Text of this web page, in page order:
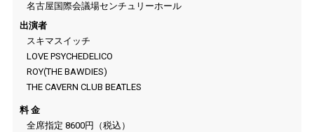
名古屋国際会議場センチュリーホール
出演者
スキマスイッチ
LOVE PSYCHEDELICO
ROY(THE BAWDIES)
THE CAVERN CLUB BEATLES
料 金
全席指定 8600円（税込）